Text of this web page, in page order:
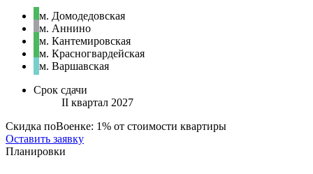
м. Домодедовская
м. Аннино
м. Кантемировская
м. Красногвардейская
м. Варшавская
Срок сдачи
II квартал 2027
Скидка поВоенке: 1% от стоимости квартиры
Оставить заявку
Планировки